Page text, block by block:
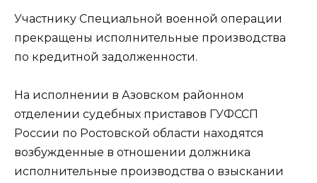
Участнику Специальной военной операции
прекращены исполнительные производства
по кредитной задолженности.
На исполнении в Азовском районном
отделении судебных приставов ГУФССП
России по Ростовской области находятся
возбужденные в отношении должника
исполнительные производства о взыскании